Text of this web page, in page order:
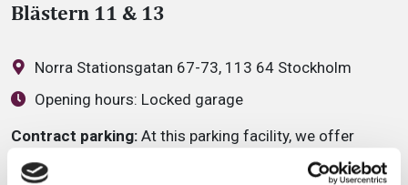
Blästern 11 & 13
Norra Stationsgatan 67-73, 113 64 Stockholm
Opening hours: Locked garage
Contract parking: At this parking facility, we offer
contracts in various price ranges for both companies
and private customers. Click ‘Rent a parking space’ for